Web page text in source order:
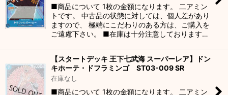
■商品について 1枚の金額になります。 二アミン
トです。 中古品の状態に対しては、個人差があり
ますので、 極端にこだわりのある方は、ご購入を
ご遠慮下さい。 ■在庫は十分注意しております…
【スタートデッキ 王下七武海 スーパーレア】ドン
キホーテ・ドフラミンゴ ST03-009 SR
在庫なし
■商品について 1枚の金額になります。 二アミン